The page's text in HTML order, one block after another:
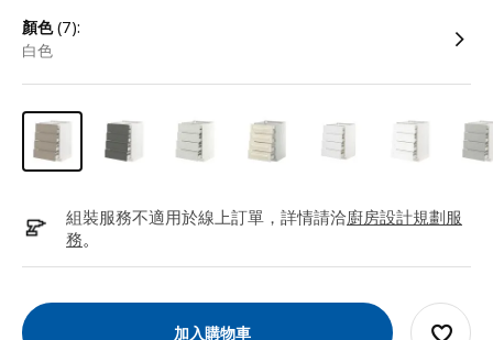
顏色(7):
白色
組裝服務不適用於線上訂單，詳情請洽廚房設計規劃服
務。
加入購物車